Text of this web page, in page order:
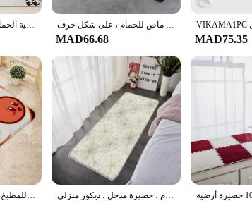
سجادة باب مدخل الشمال ، سجادة لغرفة المعيشة ، ديكور المنزل ، سجادة مطبخ ، مانعة للإنزلاق ، سجادة أرضية الحمام ، حصيرة مدخل داخلي سجادة قطن ميموري لأرضية المرحاض ، سجاد مانع للإنزلاق ماص للحمام ، على شكل حرف U ، غرفة الغسيل ، مدخل المطبخ ، سجادة باب ، 2
MAD66.68 MAD75.35
حمام حصيرة البساط الحمام القدم حصيرة سجادة ضد الإنزلاق الحصير الكلمة الصغيرة سجادة باب كيربي مدخل السجاد للمطبخ السجاد السجاد ممسحة حصيرة أرضية رخامية مانعة للانزلاق ، سجادة مطبخ ، حصيرة ممر ، سجاد غرفة المعيشة ، بساط حمام ، ممسحة باب مدخل ، سجاد قدم ، حصيرة مدخل ، ديكور منزلي